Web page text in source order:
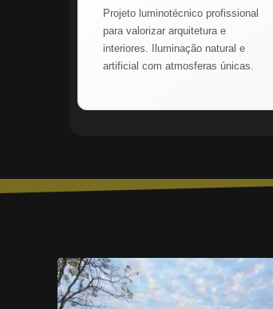
Projeto luminotécnico profissional
para valorizar arquitetura e
interiores. Iluminação natural e
artificial com atmosferas únicas.